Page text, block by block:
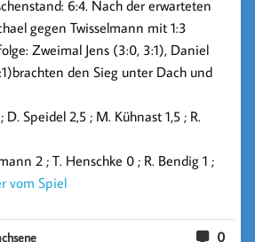
6:4. Nach der erwarteten
gegen Twisselmann mit 1:3
Zweimal Jens (3:0, 3:1), Daniel
den Sieg unter Dach und
D. Speidel 2,5 ; M. Kühnast 1,5 ; R.
2 ; T. Henschke 0 ; R. Bendig 1 ;
vom Spiel
0